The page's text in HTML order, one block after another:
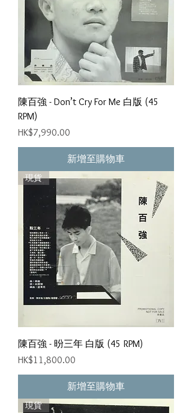
陳百強 - Don’t Cry For Me 白版 (45
RPM)
價格
HK$7,990.00
新增至購物車
現貨
陳百強 - 昐三年 白版 (45 RPM)
價格
HK$11,800.00
新增至購物車
現貨